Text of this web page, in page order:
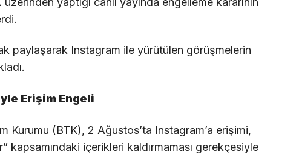
paylaşarak Instagram ile yürütülen görüşmelerin
Erişim Engeli
Kurumu (BTK), 2 Ağustos’ta Instagram’a erişimi,
kapsamındaki içerikleri kaldırmaması gerekçesiyle